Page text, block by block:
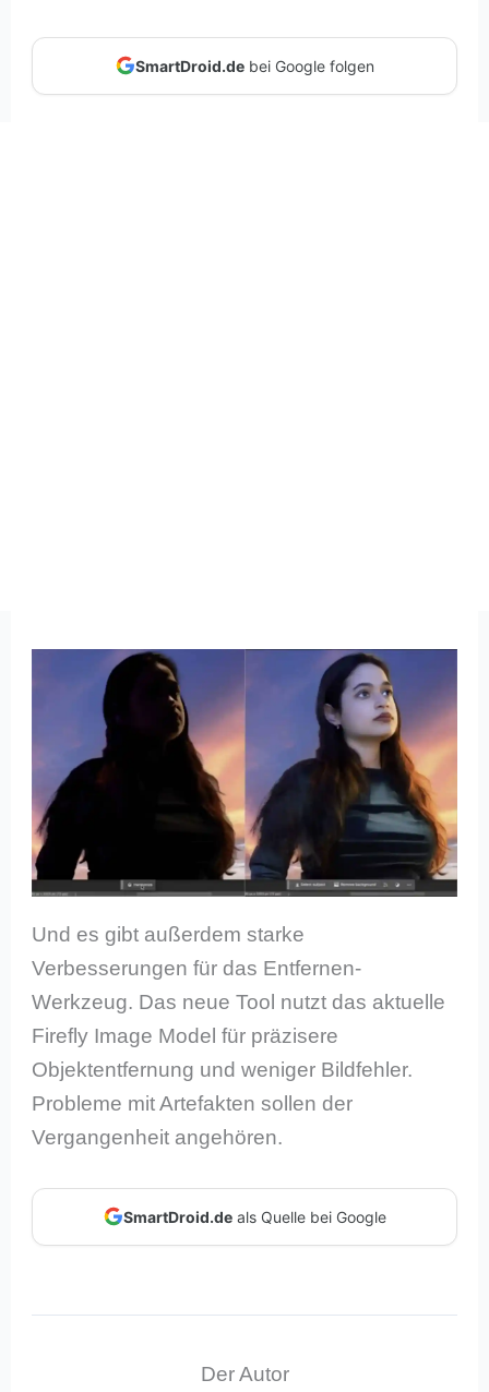
SmartDroid.debei Google folgen
Und es gibt außerdem starke
Verbesserungen für das Entfernen-
Werkzeug. Das neue Tool nutzt das aktuelle
Firefly Image Model für präzisere
Objektentfernung und weniger Bildfehler.
Probleme mit Artefakten sollen der
Vergangenheit angehören.
SmartDroid.deals Quelle bei Google
Der Autor